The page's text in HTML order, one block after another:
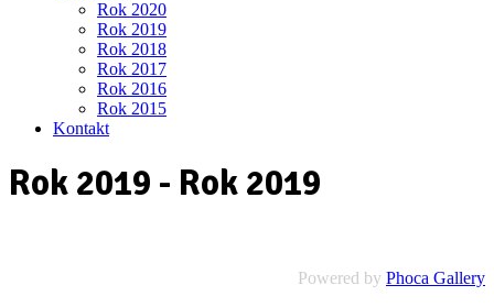
Rok 2020
Rok 2019
Rok 2018
Rok 2017
Rok 2016
Rok 2015
Kontakt
Rok 2019 - Rok 2019
Powered by Phoca Gallery